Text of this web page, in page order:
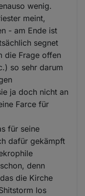
wenig.
meint,
- am Ende ist
segnet
die Frage offen
so sehr darum
ja doch nicht an
Farce für
für seine
dafür gekämpft
denn
die Kirche
los